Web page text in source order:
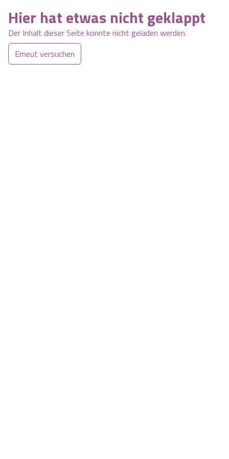
Hier hat etwas nicht geklappt
Der Inhalt dieser Seite konnte nicht geladen werden.
Erneut versuchen